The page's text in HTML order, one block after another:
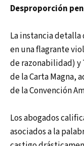
Desproporción
La instancia
en una flagrante
de razonabilidad)
de la Carta Magna,
de la Convención
Los abogados
asociados a la